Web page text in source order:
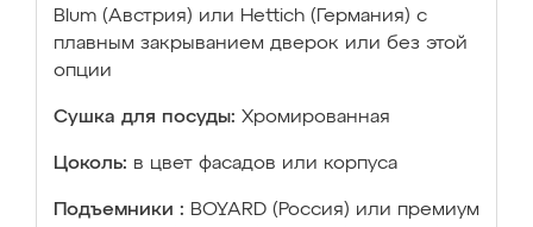
Blum (Австрия) или Hettich (Германия) с
плавным закрыванием дверок или без этой
опции
Сушка для посуды: Хромированная
Цоколь: в цвет фасадов или корпуса
Подъемники : BOYARD (Россия) или премиум